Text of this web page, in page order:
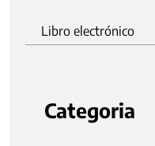
Libro electrónico
Categoria